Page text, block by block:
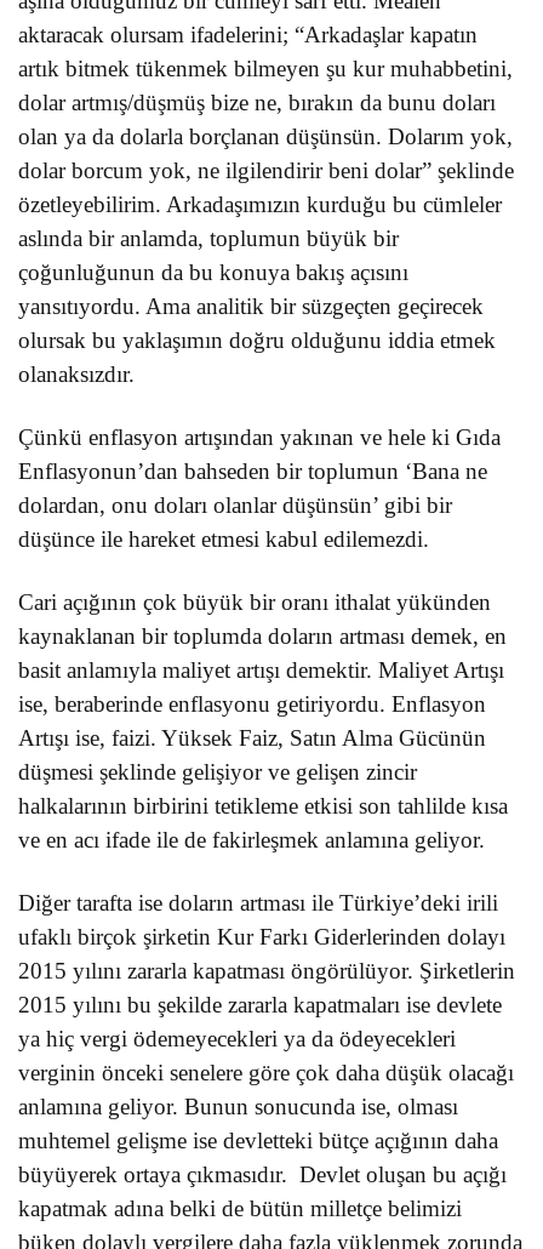
aktaracak olursam ifadelerini; “Arkadaşlar kapatın
artık bitmek tükenmek bilmeyen şu kur muhabbetini,
dolar artmış/düşmüş bize ne, bırakın da bunu doları
olan ya da dolarla borçlanan düşünsün. Dolarım yok,
dolar borcum yok, ne ilgilendirir beni dolar” şeklinde
özetleyebilirim. Arkadaşımızın kurduğu bu cümleler
aslında bir anlamda, toplumun büyük bir
çoğunluğunun da bu konuya bakış açısını
yansıtıyordu. Ama analitik bir süzgeçten geçirecek
olursak bu yaklaşımın doğru olduğunu iddia etmek
olanaksızdır.
Çünkü enflasyon artışından yakınan ve hele ki Gıda
Enflasyonun’dan bahseden bir toplumun ‘Bana ne
dolardan, onu doları olanlar düşünsün’ gibi bir
düşünce ile hareket etmesi kabul edilemezdi.
Cari açığının çok büyük bir oranı ithalat yükünden
kaynaklanan bir toplumda doların artması demek, en
basit anlamıyla maliyet artışı demektir. Maliyet Artışı
ise, beraberinde enflasyonu getiriyordu. Enflasyon
Artışı ise, faizi. Yüksek Faiz, Satın Alma Gücünün
düşmesi şeklinde gelişiyor ve gelişen zincir
halkalarının birbirini tetikleme etkisi son tahlilde kısa
ve en acı ifade ile de fakirleşmek anlamına geliyor.
Diğer tarafta ise doların artması ile Türkiye’deki irili
ufaklı birçok şirketin Kur Farkı Giderlerinden dolayı
2015 yılını zararla kapatması öngörülüyor. Şirketlerin
2015 yılını bu şekilde zararla kapatmaları ise devlete
ya hiç vergi ödemeyecekleri ya da ödeyecekleri
verginin önceki senelere göre çok daha düşük olacağı
anlamına geliyor. Bunun sonucunda ise, olması
muhtemel gelişme ise devletteki bütçe açığının daha
büyüyerek ortaya çıkmasıdır. Devlet oluşan bu açığı
kapatmak adına belki de bütün milletçe belimizi
büken dolaylı vergilere daha fazla yüklenmek zorunda